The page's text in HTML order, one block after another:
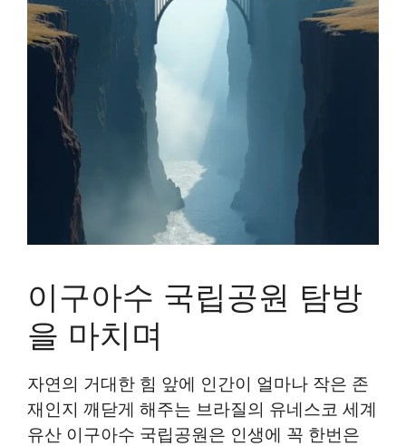
이구아수 국립공원 탐방
을 마치며
자연의 거대한 힘 앞에 인간이 얼마나 작은 존
재인지 깨닫게 해주는 브라질의 유네스코 세계
유산 이구아수 국립공원은 인생에 꼭 한번은